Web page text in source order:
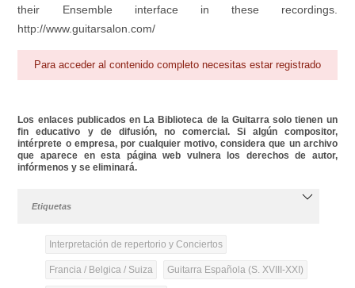
their Ensemble interface in these recordings.
http://www.guitarsalon.com/
Para acceder al contenido completo necesitas estar registrado
Los enlaces publicados en La Biblioteca de la Guitarra solo tienen un
fin educativo y de difusión, no comercial. Si algún compositor,
intérprete o empresa, por cualquier motivo, considera que un archivo
que aparece en esta página web vulnera los derechos de autor,
infórmenos y se eliminará.
Etiquetas
Interpretación de repertorio y Conciertos
Francia / Belgica / Suiza Guitarra Española (S. XVIII-XXI)